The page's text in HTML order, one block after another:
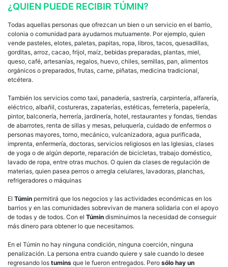
¿QUIEN PUEDE RECIBIR TÚMIN?
Todas aquellas personas que ofrezcan un bien o un servicio en el barrio,
colonia o comunidad para ayudarnos mutuamente. Por ejemplo, quien
vende pasteles, elotes, paletas, papitas, ropa, libros, tacos, quesadillas,
gorditas, arroz, cacao, frijol, maíz, bebidas preparadas, plantas, miel,
queso, café, artesanías, regalos, huevo, chiles, semillas, pan, alimentos
orgánicos o preparados, frutas, carne, piñatas, medicina tradicional,
etcétera.
También los servicios como taxi, panadería, sastrería, carpintería, alfarería,
eléctrico, albañil, costureras, zapaterías, estéticas, ferretería, papelería,
pintor, balconería, herrería, jardinería, hotel, restaurantes y fondas, tiendas
de abarrotes, renta de sillas y mesas, peluquería, cuidado de enfermos o
personas mayores, torno, mecánico, vulcanizadora, agua purificada,
imprenta, enfermería, doctoras, servicios religiosos en las Iglesias, clases
de yoga o de algún deporte, reparación de bicicletas, trabajo doméstico,
lavado de ropa, entre otras muchos. O quien da clases de regulación de
materias, quien pasea perros o arregla celulares, lavadoras, planchas,
refrigeradores o máquinas
El Túmin permitirá que los negocios y las actividades económicas en los
barrios y en las comunidades sobrevivan de manera solidaria con el apoyo
de todas y de todos. Con el Túmin disminuimos la necesidad de conseguir
más dinero para obtener lo que necesitamos.
En el Túmin no hay ninguna condición, ninguna coerción, ninguna
penalización. La persona entra cuando quiere y sale cuando lo desee
regresando los tumins que le fueron entregados. Pero sólo hay un